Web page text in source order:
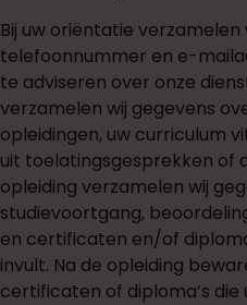
Bij uw oriëntatie verzamelen
telefoonnummer en e-
te adviseren over onze
verzamelen wij gegevens
opleidingen, uw curriculum
uit toelatingsgesprekken of
opleiding verzamelen wij
studievoortgang,
en certificaten en/of
invult. Na de opleiding
certificaten of diploma’s die